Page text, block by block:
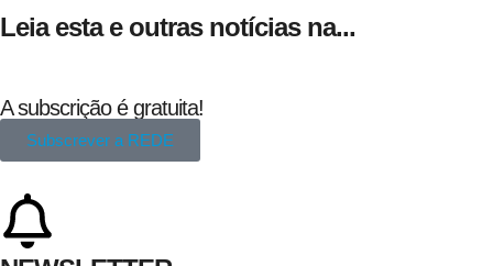
Leia esta e outras notícias na...
A subscrição é gratuita!
Subscrever a REDE